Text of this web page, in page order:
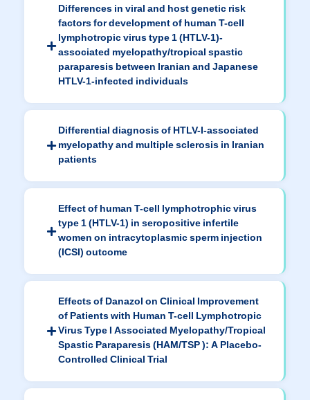
Differences in viral and host genetic risk
factors for development of human T-cell
lymphotropic virus type 1 (HTLV-1)-
associated myelopathy/tropical spastic
paraparesis between Iranian and Japanese
HTLV-1-infected individuals
Differential diagnosis of HTLV-I-associated
myelopathy and multiple sclerosis in Iranian
patients
Effect of human T-cell lymphotrophic virus
type 1 (HTLV-1) in seropositive infertile
women on intracytoplasmic sperm injection
(ICSI) outcome
Effects of Danazol on Clinical Improvement
of Patients with Human T-cell Lymphotropic
Virus Type I Associated Myelopathy/Tropical
Spastic Paraparesis (HAM/TSP ): A Placebo-
Controlled Clinical Trial